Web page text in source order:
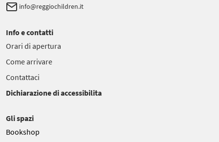
info@reggiochildren.it
Info e contatti
Orari di apertura
Come arrivare
Contattaci
Dichiarazione di accessibilita
Gli spazi
Bookshop